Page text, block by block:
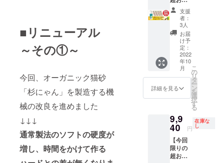
■リニューアル
～その①～
今回、オーガニック猫砂
「杉にゃん」を製造する機
械の改良を進めました
↓↓↓
通常製法のソフトの硬度が
増し、時間をかけて作る
す。
とで猫
さんの
違和感
を少な
くする
ことが
できま
す。杉
にゃん
初心者
や、子
猫さ
の弱い
猫さん
におす
すめで
す。 ※
ご注文
（二層
式）
◎） 固
まりま
せん、
トイレ
に流せ
ます。
どんな
トイレ
でも幅
ます。
他の猫
砂には
ない、
杉にゃ
んだけ
予定価
格：
1980
円） ・
送料
（全国
律）：
1430円
⇒合
計：
小粒】
（箱型
◎、シ
ステム
トイレ
な超早
割】 ・
オーガ
ニック
猫砂 杉
にゃん
小粒 8
袋：
8440円
（通常
販売価
格：
20%OF
F） ・
杉の精
100ml
：ご提
供（一
支援
者：
3人
お届
け予
定：
2022
年10
月
詳細を見る
こ
の
リ
タ
ー
ン
を
選
択
す
る
9,9
40 円
在庫な
し
【今回
限りの
超お得